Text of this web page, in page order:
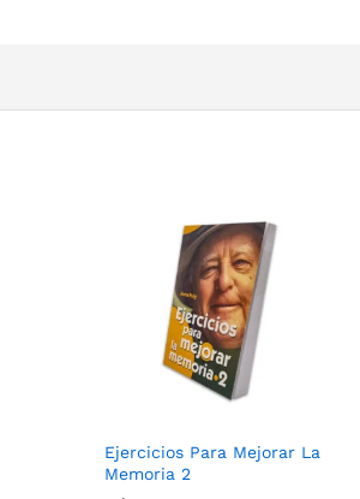
Ejercicios Para Mejorar La
Memoria 2